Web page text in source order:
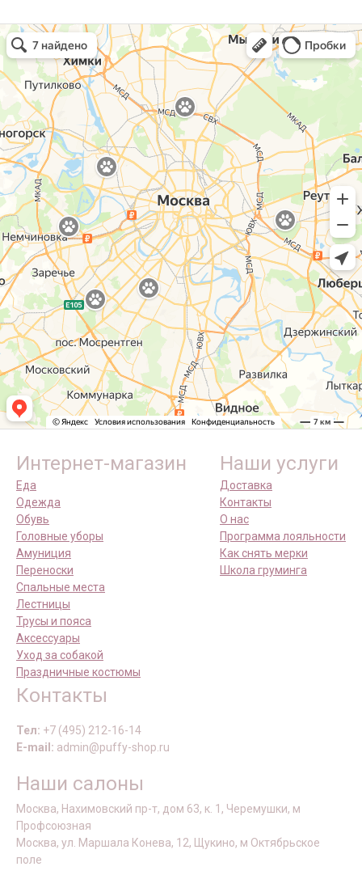
Интернет-магазин
Еда
Одежда
Обувь
Головные уборы
Амуниция
Переноски
Спальные места
Лестницы
Трусы и пояса
Аксессуары
Уход за собакой
Праздничные костюмы
Наши услуги
Доставка
Контакты
О нас
Программа лояльности
Как снять мерки
Школа груминга
Контакты
Тел: +7 (495) 212-16-14
E-mail: admin@puffy-shop.ru
Наши салоны
Москва, Нахимовский пр-т, дом 63, к. 1, Черемушки, м
Профсоюзная
Москва, ул. Маршала Конева, 12, Щукино, м Октябрьское
поле